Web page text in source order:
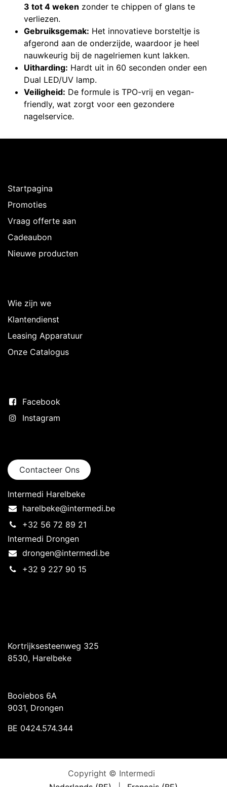
3 tot 4 weken zonder te chippen of glans te
verliezen.
Gebruiksgemak: Het innovatieve borsteltje is
afgerond aan de onderzijde, waardoor je heel
nauwkeurig bij de nagelriemen kunt lakken.
Uitharding: Hardt uit in 60 seconden onder een
Dual LED/UV lamp.
Veiligheid: De formule is TPO-vrij en vegan-
friendly, wat zorgt voor een gezondere
nagelservice.
Startpagina
Promoties
Vraag offerte aan
Cadeaubon
Nieuwe producten
Wie zijn we
Klantendienst
Leasing Apparatuur
Onze Catalogus
Facebook
Instagram
Contacteer Ons
Intermedi Harelbeke
harelbeke@intermedi.be
+32 56 72 89 21
Intermedi Drongen
drongen@intermedi.be
+32 9 227 90 15
Kortrijksesteenweg 325
8530, Harelbeke
Booiebos 6A
9031, Drongen
BE 0424.574.344
Copyright © Intermedi